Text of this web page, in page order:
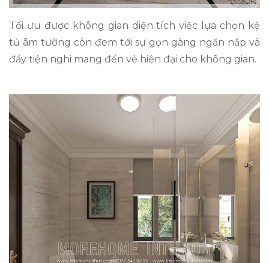
Tối ưu được không gian diện tích việc lựa chọn kệ
tủ âm tường còn đem tới sự gọn gàng ngăn nắp và
đầy tiện nghi mang đến vẻ hiện đại cho không gian.